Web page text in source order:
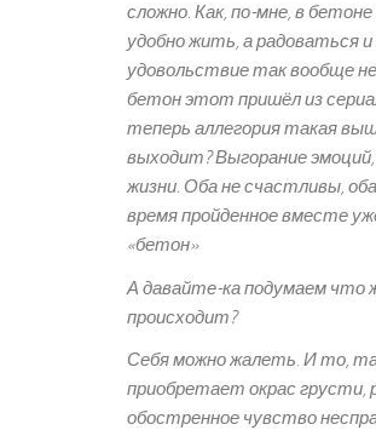
сложно. Как, по-мне, в
удобно жить, а радоваться
удовольствие так вообще
бетон этот пришёл из
теперь аллегория такая
выходит? Выгорание
жизни. Оба не счастливы,
время пройденное вместе
«бетон»
А давайте-ка подумаем что
происходит?
Себя можно жалеть. И то,
приобретает окрас грусти,
обостренное чувство